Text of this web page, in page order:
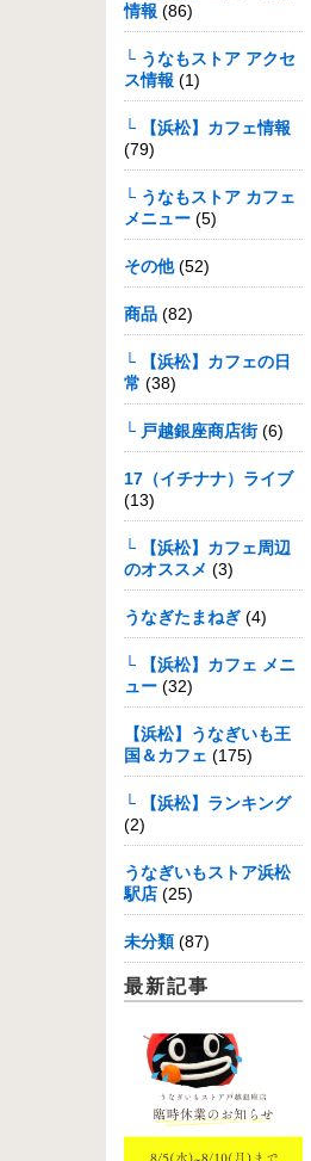
情報 (86)
└ うなもストア アクセ
ス情報 (1)
└ 【浜松】カフェ情報
(79)
└ うなもストア カフェ
メニュー (5)
その他(52)
商品 (82)
└ 【浜松】カフェの日
常 (38)
└ 戸越銀座商店街(6)
17（イチナナ）ライブ
(13)
└ 【浜松】カフェ周辺
のオススメ (3)
うなぎたまねぎ (4)
└ 【浜松】カフェ メニ
ュー (32)
【浜松】うなぎいも王
国＆カフェ (175)
└ 【浜松】ランキング
(2)
うなぎいもストア浜松
駅店 (25)
未分類 (87)
最新記事